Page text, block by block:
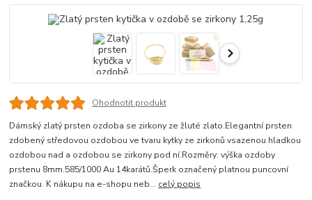
Ohodnotit produkt
Dámský zlatý prsten ozdoba se zirkony ze žluté zlato.Elegantní prsten
zdobený středovou ozdobou ve tvaru kytky ze zirkonů vsazenou hladkou
ozdobou nad a ozdobou se zirkony pod ní.Rozměry: výška ozdoby
prstenu 8mm.585/1000 Au 14karátů.Šperk označený platnou puncovní
značkou. K nákupu na e-shopu neb... celý popis